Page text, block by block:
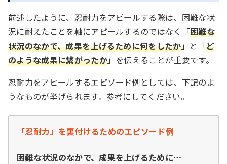
前述したように、忍耐力をアピールする際は、困難な状
況に耐えたことを軸にアピールするのではなく「困難な
状況のなかで、成果を上げるために何をしたか」と「ど
のような成果に繋がったか」を伝えることが重要です。
忍耐力をアピールするエピソード例としては、下記のよ
うなものが挙げられます。参考にしてください。
「忍耐力」を裏付けるためのエピソード例
困難な状況のなかで、成果を上げるために…